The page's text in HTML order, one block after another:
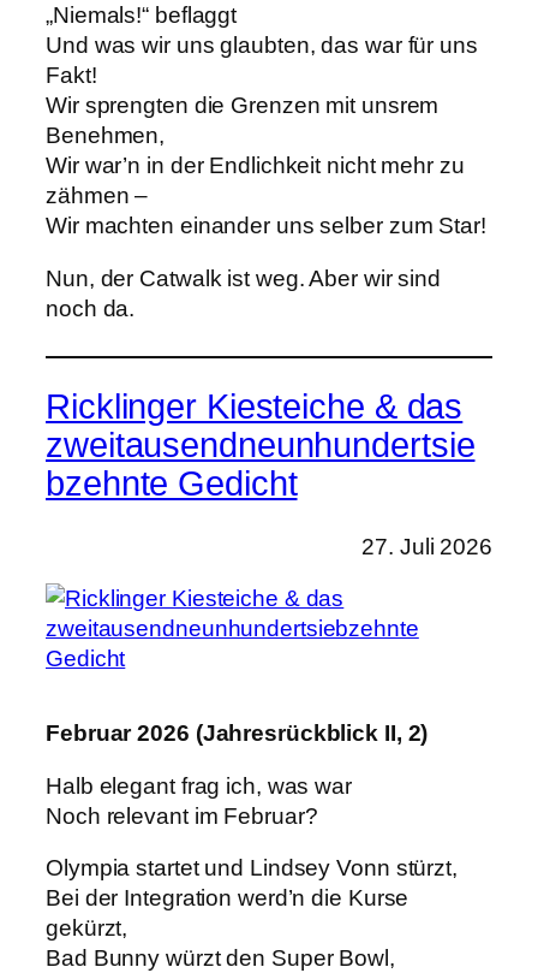
„Niemals!“ beflaggt
Und was wir uns glaubten, das war für uns
Fakt!
Wir sprengten die Grenzen mit unsrem
Benehmen,
Wir war’n in der Endlichkeit nicht mehr zu
zähmen –
Wir machten einander uns selber zum Star!
Nun, der Catwalk ist weg. Aber wir sind
noch da.
Ricklinger Kiesteiche & das
zweitausendneunhundertsie
bzehnte Gedicht
27. Juli 2026
Februar 2026 (Jahresrückblick II, 2)
Halb elegant frag ich, was war
Noch relevant im Februar?
Olympia startet und Lindsey Vonn stürzt,
Bei der Integration werd’n die Kurse
gekürzt,
Bad Bunny würzt den Super Bowl,